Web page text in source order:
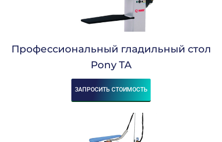
Профессиональный гладильный стол
Pony TA
ЗАПРОСИТЬ СТОИМОСТЬ